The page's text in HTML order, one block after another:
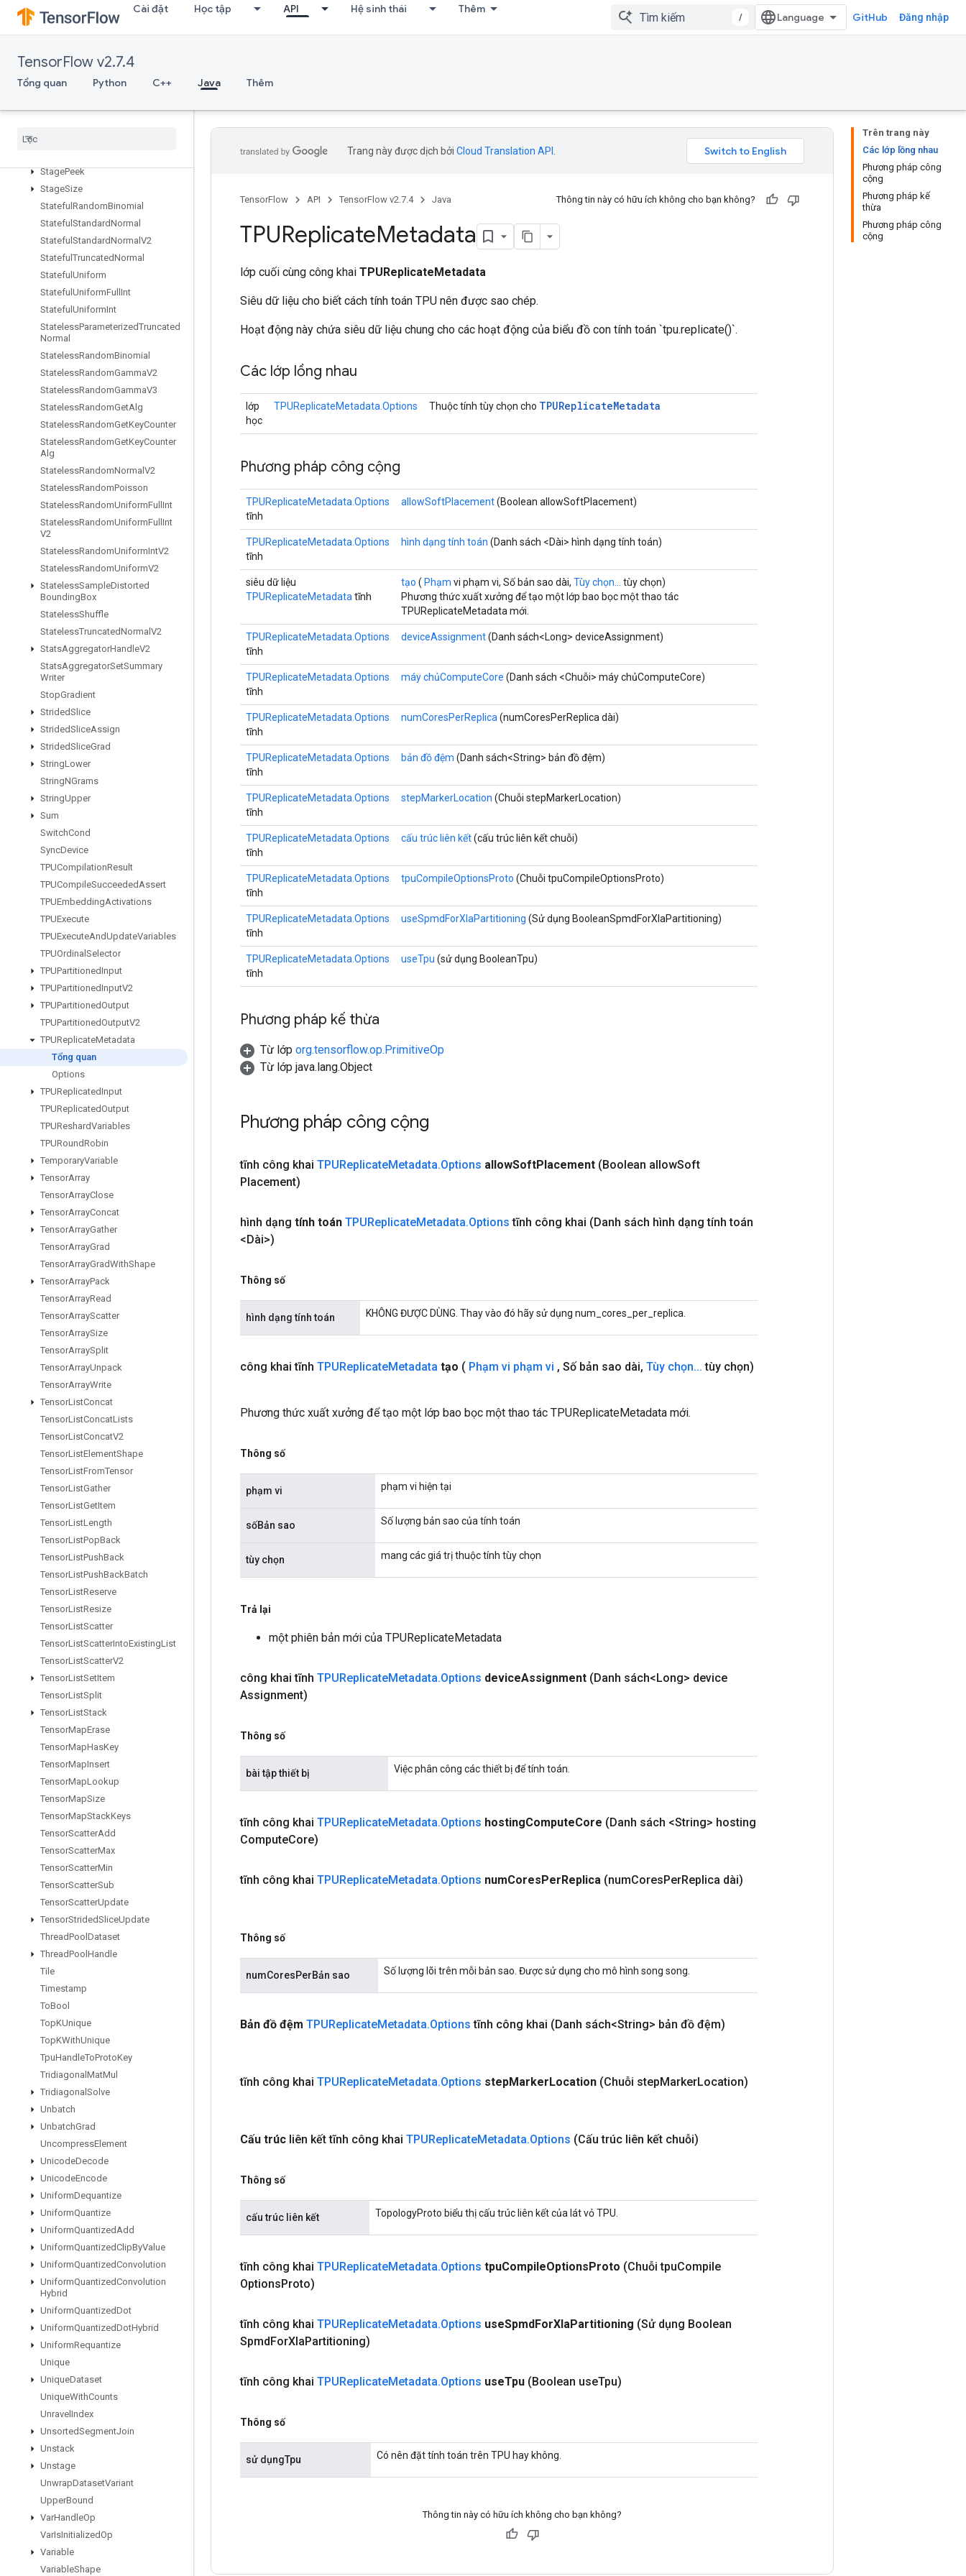
Cài đặt Học tập API Hệ sinh thái Thêm
/ GitHub Đăng nhập
TensorFlow v2.7.4
Tổng quan Python C++ Java Thêm
SparseTensorToCSRSparseMatrix
Spence
SplitDedupData
SplitV
StagePeek
StageSize
Stateful RandomBinomial
Stateful StandardNormal
Stateful StandardNormal V2
Stateful TruncatedNormal
Stateful Uniform
Stateful UniformFull Int
Stateful UniformInt
StatelessParameterizedTruncated
Normal
StatelessRandomBinomial
StatelessRandomGammaV2
StatelessRandomGammaV3
StatelessRandomGetAlg
StatelessRandomGetKeyCounter
StatelessRandomGetKeyCounter
Alg
StatelessRandomNormal V2
StatelessRandomPoisson
StatelessRandomUniformFull Int
StatelessRandomUniformFull Int
V2
StatelessRandomUniformIntV2
StatelessRandomUniformV2
StatelessSampleDistorted
BoundingBox
StatelessShuffle
StatelessTruncatedNormal V2
StatsAggregatorHandleV2
StatsAggregatorSetSummary
Writer
StopGradient
StridedSlice
StridedSliceAssign
StridedSliceGrad
StringLower
StringNGrams
StringUpper
Sum
SwitchCond
SyncDevice
TPUCompilationResult
TPUCompileSucceededAssert
TPUEmbeddingActivations
TPUExecute
TPUExecuteAndUpdateVariables
TPUOrdinal Selector
TPUPartitionedInput
TPUPartitionedInputV2
TPUPartitionedOutput
TPUPartitionedOutputV2
TPUReplicateMetadata
Tổng quan
Options
TPUReplicatedInput
TPUReplicatedOutput
TPUReshardVariables
TPURoundRobin
TemporaryVariable
TensorArray
TensorArrayClose
TensorArrayConcat
TensorArrayGather
TensorArrayGrad
TensorArrayGradWithShape
TensorArrayPack
TensorArrayRead
TensorArrayScatter
TensorArraySize
TensorArraySplit
TensorArrayUnpack
TensorArrayWrite
TensorListConcat
TensorListConcatLists
TensorListConcatV2
TensorListElementShape
TensorListFromTensor
TensorListGather
TensorListGetItem
TensorListLength
TensorListPopBack
TensorListPushBack
TensorListPushBackBatch
TensorListReserve
TensorListResize
TensorListScatter
TensorListScatterIntoExistingList
TensorListScatterV2
TensorListSetItem
TensorListSplit
TensorListStack
TensorMapErase
TensorMapHasKey
TensorMapInsert
TensorMapLookup
TensorMapSize
TensorMapStackKeys
TensorScatterAdd
TensorScatterMax
TensorScatterMin
TensorScatterSub
TensorScatterUpdate
TensorStridedSliceUpdate
ThreadPool Dataset
ThreadPool Handle
Tile
Timestamp
ToBool
TopKUnique
TopKWithUnique
TpuHandleToProtoKey
Tridiagonal MatMul
Tridiagonal Solve
Unbatch
UnbatchGrad
UncompressElement
UnicodeDecode
UnicodeEncode
UniformDequantize
UniformQuantize
UniformQuantizedAdd
UniformQuantizedClipByValue
UniformQuantizedConvolution
UniformQuantizedConvolution
Hybrid
UniformQuantizedDot
UniformQuantizedDotHybrid
UniformRequantize
Unique
UniqueDataset
UniqueWithCounts
Unravel Index
UnsortedSegmentJoin
Unstack
Unstage
UnwrapDatasetVariant
UpperBound
VarHandleOp
VarIsInitializedOp
Variable
VariableShape
Trên trang này
Các lớp lồng nhau
Phương pháp công
cộng
Phương pháp kế
thừa
Phương pháp công
cộng
Trang này được dịch bởi Cloud Translation API
TensorFlow API TensorFlow v2.7.4 Java Thông tin này có hữu ích không cho bạn không?
TPUReplicateMetadata
lớp cuối cùng công khai TPUReplicateMetadata
Siêu dữ liệu cho biết cách tính toán TPU nên được sao chép.
Hoạt động này chứa siêu dữ liệu chung cho các hoạt động của biểu đồ con tính toán `tpu.replicate()`.
Các lớp lồng nhau
lớp
học
TPUReplicateMetadata.Options Thuộc tính tùy chọn cho TPUReplicateMetadata
Phương pháp công cộng
TPUReplicateMetadata.Options
tĩnh
allowSoftPlacement(Boolean allowSoftPlacement)
TPUReplicateMetadata.Options
tĩnh
hình dạng tính toán (Danh sách <Dài> hình dạng tính toán)
siêu dữ liệu
TPUReplicateMetadata tĩnh
tạo ( Phạm vi phạm vi, Số bản sao dài, Tùy chọn...
tùy chọn)
Phương thức xuất xưởng để tạo một lớp bao bọc một thao tác
TPUReplicateMetadata mới.
TPUReplicateMetadata.Options
tĩnh
deviceAssignment(Danh sách<Long> deviceAssignment)
TPUReplicateMetadata.Options
tĩnh
máy chủComputeCore (Danh sách <Chuỗi> máy chủComputeCore)
TPUReplicateMetadata.Options
tĩnh
numCoresPerReplica (numCoresPerReplica dài)
TPUReplicateMetadata.Options
tĩnh
bản đồ đệm (Danh sách<String> bản đồ đệm)
TPUReplicateMetadata.Options
tĩnh
stepMarkerLocation (Chuỗi stepMarkerLocation)
TPUReplicateMetadata.Options
tĩnh
cấu trúc liên kết(cấu trúc liên kết chuỗi)
TPUReplicateMetadata.Options
tĩnh
tpuCompileOptionsProto (Chuỗi tpuCompileOptionsProto)
TPUReplicateMetadata.Options
tĩnh
useSpmdForXlaPartitioning (Sử dụng BooleanSpmdForXlaPartitioning)
TPUReplicateMetadata.Options
tĩnh
useTpu (sử dụng BooleanTpu)
Phương pháp kế thừa
Từ lớp org.tensorflow.op.PrimitiveOp
Từ lớp java.lang.Object
Phương pháp công cộng
tĩnh công khai TPUReplicateMetadata.Options allowSoftPlacement (Boolean allowSoft
Placement)
hình dạng tính toán TPUReplicateMetadata.Options tĩnh công khai (Danh sách hình dạng tính toán
<Dài>)
Thông số
hình dạng tính toán KHÔNG ĐƯỢC DÙNG. Thay vào đó hãy sử dụng num_cores_per_replica.
công khai tĩnh TPUReplicateMetadata tạo ( Phạm vi phạm vi , Số bản sao dài, Tùy chọn... tùy chọn)
Phương thức xuất xưởng để tạo một lớp bao bọc một thao tác TPUReplicateMetadata mới.
Thông số
phạm vi phạm vi hiện tại
sốBản sao Số lượng bản sao của tính toán
tùy chọn mang các giá trị thuộc tính tùy chọn
Trả lại
một phiên bản mới của TPUReplicateMetadata
công khai tĩnh TPUReplicateMetadata.Options deviceAssignment (Danh sách<Long> device
Assignment)
Thông số
bài tập thiết bị Việc phân công các thiết bị để tính toán.
tĩnh công khai TPUReplicateMetadata.Options hostingComputeCore (Danh sách <String> hosting
ComputeCore)
tĩnh công khai TPUReplicateMetadata.Options numCoresPerReplica (numCoresPerReplica dài)
Thông số
numCoresPerBản sao Số lượng lõi trên mỗi bản sao. Được sử dụng cho mô hình song song.
Bản đồ đệm TPUReplicateMetadata.Options tĩnh công khai (Danh sách<String> bản đồ đệm)
tĩnh công khai TPUReplicateMetadata.Options stepMarkerLocation (Chuỗi stepMarkerLocation)
Cấu trúc liên kết tĩnh công khai TPUReplicateMetadata.Options (Cấu trúc liên kết chuỗi)
Thông số
cấu trúc liên kết TopologyProto biểu thị cấu trúc liên kết của lát vỏ TPU.
tĩnh công khai TPUReplicateMetadata.Options tpuCompileOptionsProto (Chuỗi tpuCompile
OptionsProto)
tĩnh công khai TPUReplicateMetadata.Options useSpmdForXlaPartitioning (Sử dụng Boolean
SpmdForXlaPartitioning)
tĩnh công khai TPUReplicateMetadata.Options useTpu (Boolean useTpu)
Thông số
sử dụngTpu Có nên đặt tính toán trên TPU hay không.
Thông tin này có hữu ích không cho bạn không?